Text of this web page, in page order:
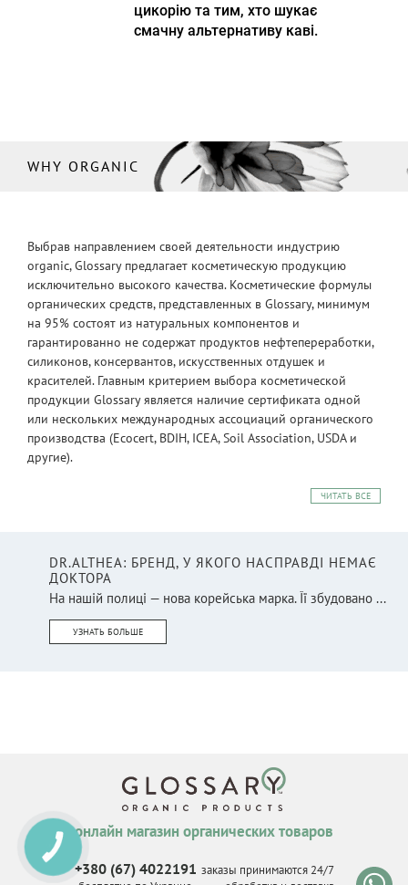
цикорію та тим, хто шукає
смачну альтернативу каві.
WHY ORGANIC
Выбрав направлением своей деятельности индустрию
organic, Glossary предлагает косметическую продукцию
исключительно высокого качества. Косметические формулы
органических средств, представленных в Glossary, минимум
на 95% состоят из натуральных компонентов и
гарантированно не содержат продуктов нефтепереработки,
силиконов, консервантов, искусственных отдушек и
красителей. Главным критерием выбора косметической
продукции Glossary является наличие сертификата одной
или нескольких международных ассоциаций органического
производства (Ecocert, BDIH, ICEA, Soil Association, USDA и
другие).
ЧИТАТЬ ВСЕ
DR.ALTHEA: БРЕНД, У ЯКОГО НАСПРАВДІ НЕМАЄ
ДОКТОРА
На нашій полиці — нова корейська марка. Її збудовано ...
УЗНАТЬ БОЛЬШЕ
онлайн магазин органических товаров
+380 (67) 4022191 заказы принимаются 24/7
КНОПКА
СВЯЗИ